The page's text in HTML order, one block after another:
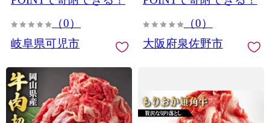
（0）
岐阜県可児市
（0）
大阪府泉佐野市